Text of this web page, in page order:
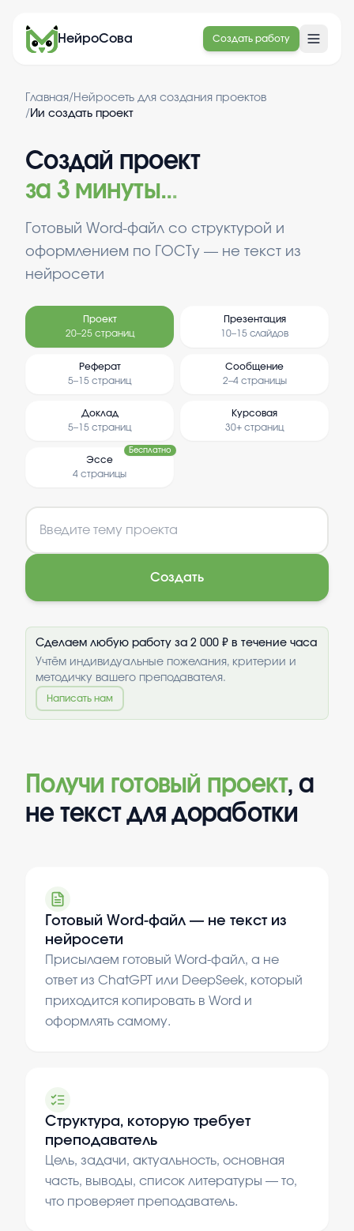
НейроСова Создать работу
Главная/ Нейросеть для создания проектов
/ Ии создать проект
Создай проект
за 3 минуты...
Готовый Word-файл со структурой и
оформлением по ГОСТу — не текст из
нейросети
Проект
20–25 страниц
Презентация
10–15 слайдов
Реферат
5–15 страниц
Сообщение
2–4 страницы
Доклад
5–15 страниц
Курсовая
30+ страниц
Эссе
4 страницы
Бесплатно
Создать
Сделаем любую работу за 2 000 ₽ в течение часа
Учтём индивидуальные пожелания, критерии и
методичку вашего преподавателя.
Написать нам
Получи готовый проект, а
не текст для доработки
Готовый Word-файл — не текст из
нейросети
Присылаем готовый Word-файл, а не
ответ из ChatGPT или DeepSeek, который
приходится копировать в Word и
оформлять самому.
Структура, которую требует
преподаватель
Цель, задачи, актуальность, основная
часть, выводы, список литературы — то,
что проверяет преподаватель.